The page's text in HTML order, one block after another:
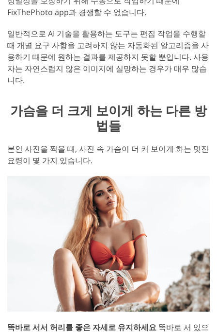
FixThePhoto app과 경쟁할 수 없습니다.
일반적으로 AI 기술을 활용하는 도구는 편집 작업을 수행할
때 개별 요구 사항을 고려하지 않는 자동화된 알고리즘을 사
용하기 때문에 원하는 결과를 제공하지 못할 뿐입니다. 사용
자는 자연스럽지 않은 이미지에 실망하는 경우가 매우 많습
니다.
가슴을 더 크게 보이게 하는 다른 방
법들
본인 사진을 찍을 때, 사진 속 가슴이 더 커 보이게 하는 멋진
요령이 몇 가지 있습니다.
똑바로 서서 허리를 좋은 자세로 유지하세요 똑바로 서 있으